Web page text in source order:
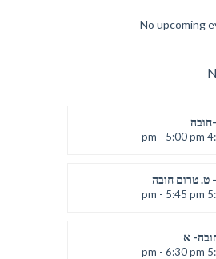
No upcoming
ט. טרום חובה
א